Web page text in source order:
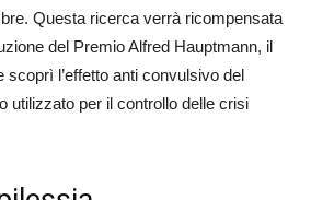
Questa ricerca verrà ricompensata
del Premio Alfred Hauptmann, il
scoprì l’effetto anti convulsivo del
utilizzato per il controllo delle crisi